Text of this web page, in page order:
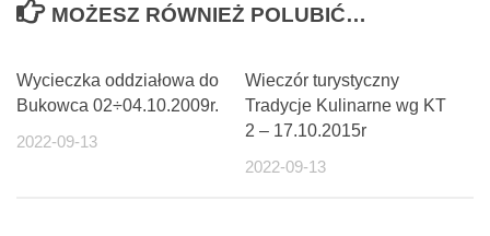
MOŻESZ RÓWNIEŻ POLUBIĆ…
Wycieczka oddziałowa do
Bukowca 02÷04.10.2009r.
2022-09-13
Wieczór turystyczny
Tradycje Kulinarne wg KT
2 – 17.10.2015r
2022-09-13